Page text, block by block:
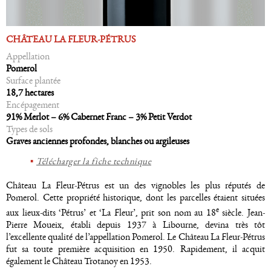
CHÂTEAU LA FLEUR-PÉTRUS
Appellation
Pomerol
Surface plantée
18,7 hectares
Encépagement
91% Merlot – 6% Cabernet Franc – 3% Petit Verdot
Types de sols
Graves anciennes profondes, blanches ou argileuses
Télécharger la fiche technique
Château La Fleur-Pétrus est un des vignobles les plus réputés de
Pomerol. Cette propriété historique, dont les parcelles étaient situées
aux lieux-dits ‘Pétrus’ et ‘La Fleur’, prit son nom au 18esiècle. Jean-
Pierre Moueix, établi depuis 1937 à Libourne, devina très tôt
l’excellente qualité de l’appellation Pomerol. Le Château La Fleur-Pétrus
fut sa toute première acquisition en 1950. Rapidement, il acquit
également le Château Trotanoy en 1953.